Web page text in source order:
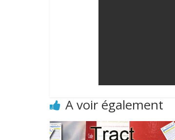
A voir également